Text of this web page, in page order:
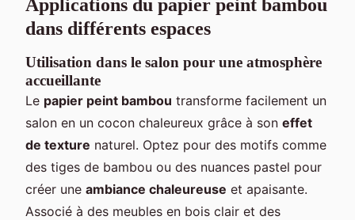
Applications du papier peint bambou
dans différents espaces
Utilisation dans le salon pour une atmosphère
accueillante
Le papier peint bambou transforme facilement un
salon en un cocon chaleureux grâce à son effet
de texture naturel. Optez pour des motifs comme
des tiges de bambou ou des nuances pastel pour
créer une ambiance chaleureuse et apaisante.
Associé à des meubles en bois clair et des